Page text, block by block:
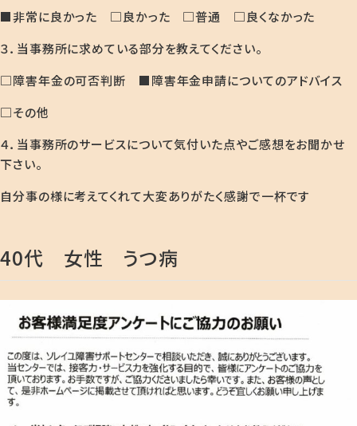
■非常に良かった □良かった □普通 □良くなかった
３．当事務所に求めている部分を教えてください。
□障害年金の可否判断 ■障害年金申請についてのアドバイス
□その他
４．当事務所のサービスについて気付いた点やご感想をお聞かせ
下さい。
自分事の様に考えてくれて大変ありがたく感謝で一杯です
40代 女性 うつ病